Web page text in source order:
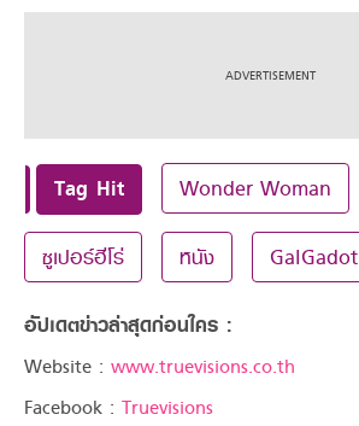
Tag Hit Wonder Woman
ซูเปอร์ฮีโร่ หนัง GalGadot
อัปเดตข่าวล่าสุดก่อนใคร :
Website : www.truevisions.co.th
Facebook : Truevisions